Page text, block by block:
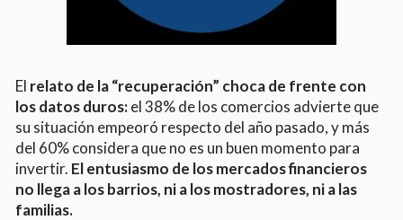
El relato de la “recuperación” choca de frente con
los datos duros:el 38% de los comercios advierte que
su situación empeoró respecto del año pasado, y más
del 60% considera que no es un buen momento para
invertir. El entusiasmo de los mercados financieros
no llega a los barrios, ni a los mostradores, ni a las
familias.